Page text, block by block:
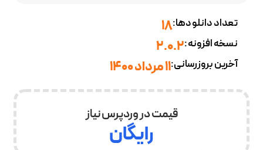
تعداد دانلودها:18
نسخه افزونه:2.0.2
آخرین بروزرسانی:11 مرداد 1400
قیمت در وردپرس نیاز
رایگان